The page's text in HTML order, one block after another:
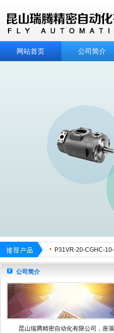
网站首页 公司简介
E-SJB-38X48-20m
NH3-UM2-
C-Kit-F11-SQP4-50-
COM-7-33c-130-T-
P31VR-20-CGHC-
CGHC-10-S251-J柱
E-SJB-38X48-20m八
NH3-UM2-
UM2-0.3-UM2
C-Kit-F11-SQP4-50-
SQP4-50-18泵胆
COM-7-33C-130-T-
COM-7-33c-130-T-
P31VR-20-CGHC-
CGHC-10-S251-J柱
公司简介
昆山瑞腾精密自动化有限公司，座